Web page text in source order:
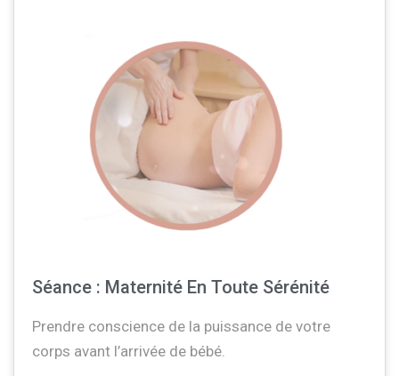
Séance : Maternité En Toute Sérénité
Prendre conscience de la puissance de votre
corps avant l’arrivée de bébé.